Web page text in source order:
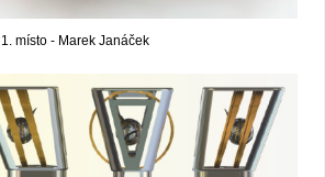
1. místo - Marek Janáček